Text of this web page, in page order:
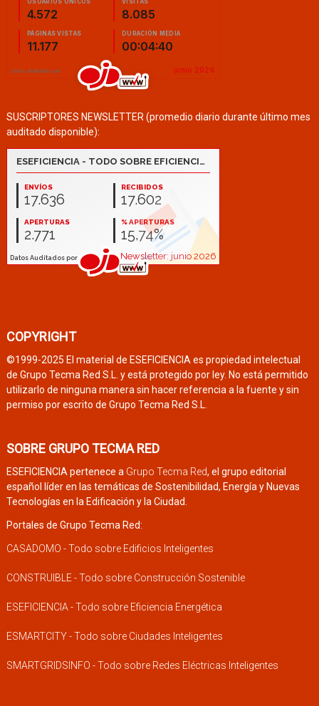
SUSCRIPTORES NEWSLETTER (promedio diario durante último mes
auditado disponible):
COPYRIGHT
©1999-2025 El material de ESEFICIENCIA es propiedad intelectual
de Grupo Tecma Red S.L. y está protegido por ley. No está permitido
utilizarlo de ninguna manera sin hacer referencia a la fuente y sin
permiso por escrito de Grupo Tecma Red S.L.
SOBRE GRUPO TECMA RED
ESEFICIENCIA pertenece a Grupo Tecma Red, el grupo editorial
español líder en las temáticas de Sostenibilidad, Energía y Nuevas
Tecnologías en la Edificación y la Ciudad.
Portales de Grupo Tecma Red:
CASADOMO - Todo sobre Edificios Inteligentes
CONSTRUIBLE - Todo sobre Construcción Sostenible
ESEFICIENCIA - Todo sobre Eficiencia Energética
ESMARTCITY - Todo sobre Ciudades Inteligentes
SMARTGRIDSINFO - Todo sobre Redes Eléctricas Inteligentes